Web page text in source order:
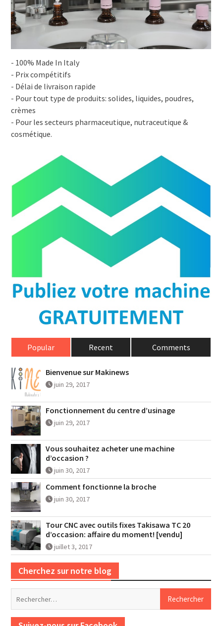
- 100% Made In Italy
- Prix compétitifs
- Délai de livraison rapide
- Pour tout type de produits: solides, liquides, poudres,
crèmes
- Pour les secteurs pharmaceutique, nutraceutique &
cosmétique.
Popular Recent Comments
Bienvenue sur Makinews
juin 29, 2017
Fonctionnement du centre d’usinage
juin 29, 2017
Vous souhaitez acheter une machine
d’occasion ?
juin 30, 2017
Comment fonctionne la broche
juin 30, 2017
Tour CNC avec outils fixes Takisawa TC 20
d’occasion: affaire du moment! [vendu]
juillet 3, 2017
Cherchez sur notre blog